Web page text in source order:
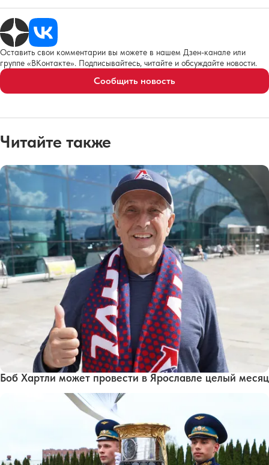
Оставить свои комментарии вы можете в нашем Дзен-канале или
группе «ВКонтакте». Подписывайтесь, читайте и обсуждайте новости.
Сообщить новость
Читайте также
Боб Хартли может провести в Ярославле целый месяц